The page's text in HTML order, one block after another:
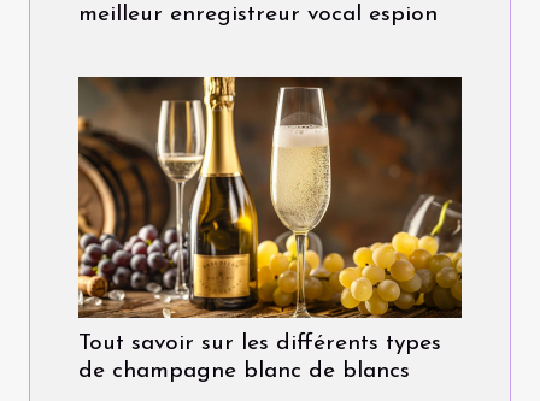
meilleur enregistreur vocal espion
Tout savoir sur les différents types
de champagne blanc de blancs